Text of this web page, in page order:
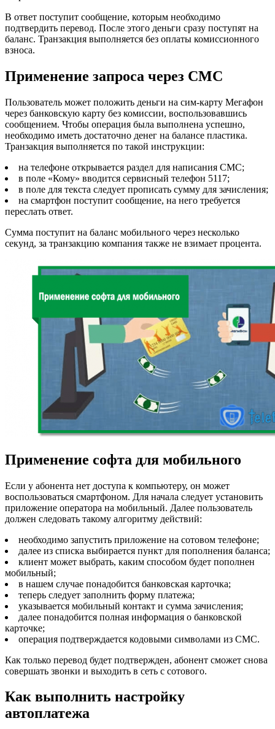
В ответ поступит сообщение, которым необходимо
подтвердить перевод. После этого деньги сразу поступят на
баланс. Транзакция выполняется без оплаты комиссионного
взноса.
Применение запроса через СМС
Пользователь может положить деньги на сим-карту Мегафон
через банковскую карту без комиссии, воспользовавшись
сообщением. Чтобы операция была выполнена успешно,
необходимо иметь достаточно денег на балансе пластика.
Транзакция выполняется по такой инструкции:
на телефоне открывается раздел для написания СМС;
в поле «Кому» вводится сервисный телефон 5117;
в поле для текста следует прописать сумму для зачисления;
на смартфон поступит сообщение, на него требуется
переслать ответ.
Сумма поступит на баланс мобильного через несколько
секунд, за транзакцию компания также не взимает процента.
Применение софта для мобильного
Если у абонента нет доступа к компьютеру, он может
воспользоваться смартфоном. Для начала следует установить
приложение оператора на мобильный. Далее пользователь
должен следовать такому алгоритму действий:
необходимо запустить приложение на сотовом телефоне;
далее из списка выбирается пункт для пополнения баланса;
клиент может выбрать, каким способом будет пополнен
мобильный;
в нашем случае понадобится банковская карточка;
теперь следует заполнить форму платежа;
указывается мобильный контакт и сумма зачисления;
далее понадобится полная информация о банковской
карточке;
операция подтверждается кодовыми символами из СМС.
Как только перевод будет подтвержден, абонент сможет снова
совершать звонки и выходить в сеть с сотового.
Как выполнить настройку
автоплатежа